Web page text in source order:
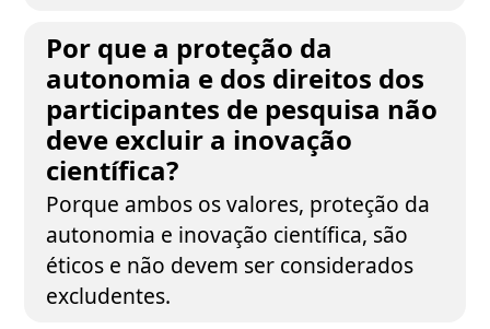
Por que a proteção da
autonomia e dos direitos dos
participantes de pesquisa não
deve excluir a inovação
científica?
Porque ambos os valores, proteção da
autonomia e inovação científica, são
éticos e não devem ser considerados
excludentes.